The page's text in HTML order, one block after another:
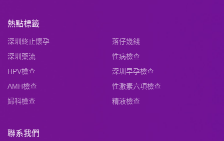
熱點標籤
深圳終止懷孕
落仔幾錢
深圳藥流
性病檢查
HPV檢查
深圳早孕檢查
AMH檢查
性激素六項檢查
婦科檢查
精液檢查
聯系我們